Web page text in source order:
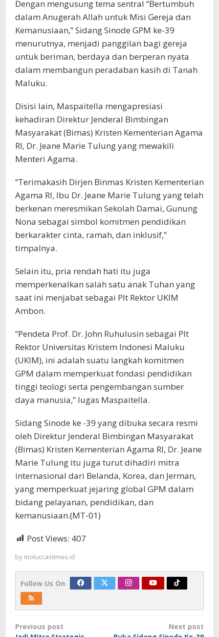
Dengan mengusung tema sentral “Bertumbuh
dalam Anugerah Allah untuk Misi Gereja dan
Kemanusiaan,” Sidang Sinode GPM ke-39
menurutnya, menjadi panggilan bagi gereja
untuk beriman, berdaya dan berperan nyata
dalam membangun peradaban kasih di Tanah
Maluku.
Disisi lain, Maspaitella mengapresiasi
kehadiran Direktur Jenderal Bimbingan
Masyarakat (Bimas) Kristen Kementerian Agama
RI, Dr. Jeane Marie Tulung yang mewakili
Menteri Agama.
“Terimakasih Dirjen Binmas Kristen Kementerian
Agama RI, Ibu Dr. Jeane Marie Tulung yang telah
berkenan meresmikan Sekolah Damai, Gunung
Nona sebagai simbol komitmen pendidikan
berkarakter cinta, ramah, dan inklusif,”
timpalnya.
Selain itu, pria rendah hati itu juga
memperkenalkan salah satu anak Tuhan yang
saat ini menjabat sebagai Plt Rektor UKIM
Ambon.
“Pendeta Prof. Dr. John Ruhulusin sebagai Plt
Rektor Universitas Kristem Indonesi Maluku
(UKIM), ini adalah suatu langkah komitmen
GPM dalam memperkuat fondasi pendidikan
tinggi teologi serta pengembangan sumber
daya manusia,” lugas Maspaitella.
Sidang Sinode ke -39 yang dibuka secara resmi
oleh Direktur Jenderal Bimbingan Masyarakat
(Bimas) Kristen Kementerian Agama RI, Dr. Jeane
Marie Tulung itu juga turut dihadiri mitra
internasional dari Belanda, Korea, dan Jerman,
yang memperkuat jejaring global GPM dalam
bidang pelayanan, pendidikan, dan
kemanusiaan.(MT-01)
Post Views: 407
by moluccastimes.id
Follow Us On
Post
Previous post
Next post